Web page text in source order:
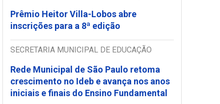
Prêmio Heitor Villa-Lobos abre
inscrições para a 8ª edição
SECRETARIA MUNICIPAL DE EDUCAÇÃO
Rede Municipal de São Paulo retoma
crescimento no Ideb e avança nos anos
iniciais e finais do Ensino Fundamental